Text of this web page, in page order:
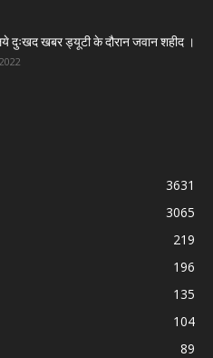
दुःखद खबर ड्यूटी के दौरान जवान शहीद ।
3631
3065
219
196
135
104
89